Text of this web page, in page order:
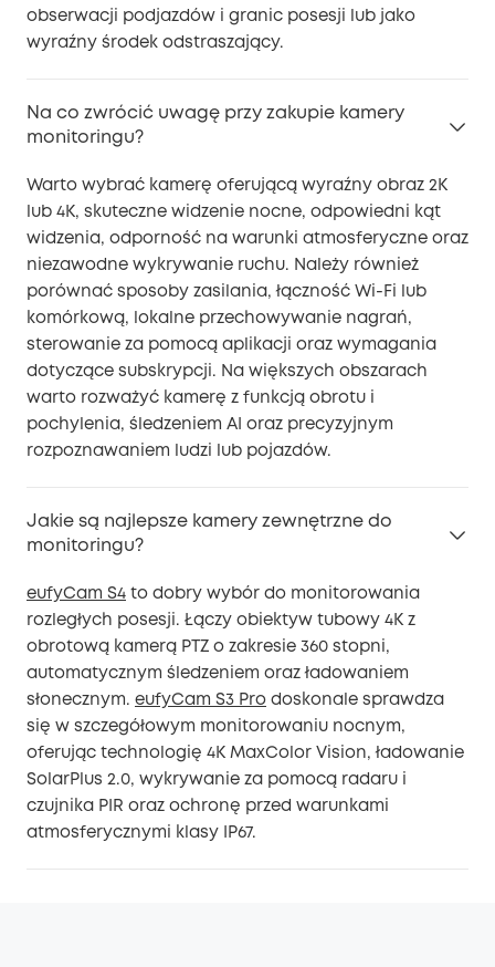
obserwacji podjazdów i granic posesji lub jako
wyraźny środek odstraszający.
Na co zwrócić uwagę przy zakupie kamery
monitoringu?
Warto wybrać kamerę oferującą wyraźny obraz 2K
lub 4K, skuteczne widzenie nocne, odpowiedni kąt
widzenia, odporność na warunki atmosferyczne oraz
niezawodne wykrywanie ruchu. Należy również
porównać sposoby zasilania, łączność Wi-Fi lub
komórkową, lokalne przechowywanie nagrań,
sterowanie za pomocą aplikacji oraz wymagania
dotyczące subskrypcji. Na większych obszarach
warto rozważyć kamerę z funkcją obrotu i
pochylenia, śledzeniem AI oraz precyzyjnym
rozpoznawaniem ludzi lub pojazdów.
Jakie są najlepsze kamery zewnętrzne do
monitoringu?
eufyCam S4 to dobry wybór do monitorowania
rozległych posesji. Łączy obiektyw tubowy 4K z
obrotową kamerą PTZ o zakresie 360 stopni,
automatycznym śledzeniem oraz ładowaniem
słonecznym. eufyCam S3 Pro doskonale sprawdza
się w szczegółowym monitorowaniu nocnym,
oferując technologię 4K MaxColor Vision, ładowanie
SolarPlus 2.0, wykrywanie za pomocą radaru i
czujnika PIR oraz ochronę przed warunkami
atmosferycznymi klasy IP67.